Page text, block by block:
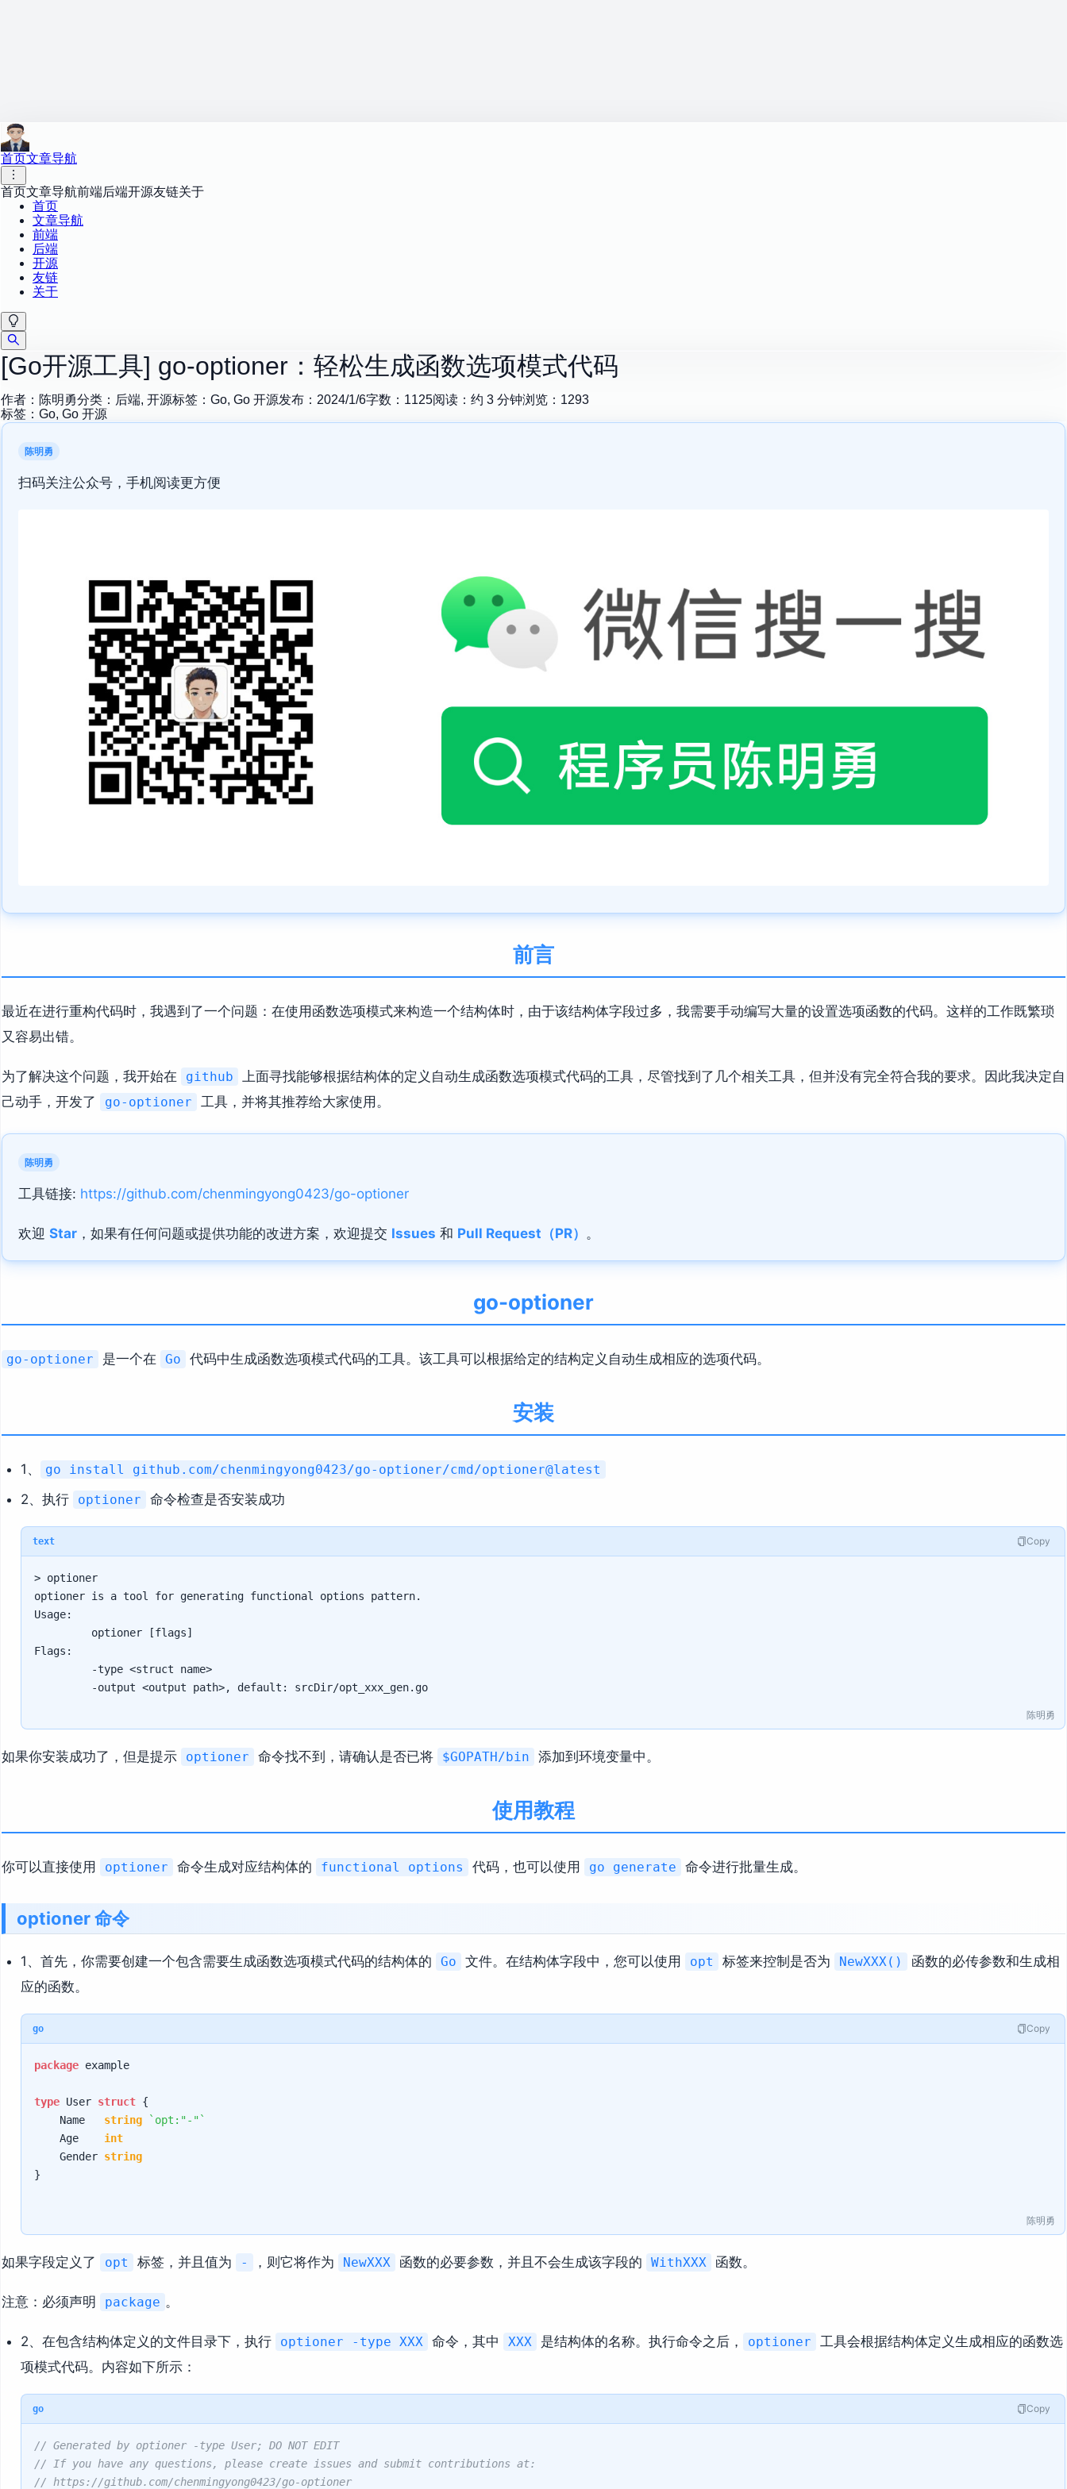
首页文章导航
首页文章导航前端后端开源友链关于
首页
文章导航
前端
后端
开源
友链
关于
[Go开源工具] go-optioner：轻松生成函数选项模式代码
作者： 陈明勇分类： 后端, 开源标签： Go, Go 开源发布： 2024/1/6字数： 1125阅读：约 3 分钟浏览： 1293
标签： Go, Go 开源
陈明勇
扫码关注公众号，手机阅读更方便
前言
最近在进行重构代码时，我遇到了一个问题：在使用函数选项模式来构造一个结构体时，由于该结构体字段过多，我需要手动编写大量的设置选项函数的代码。这样的工作既繁琐
又容易出错。
为了解决这个问题，我开始在 github
上面寻找能够根据结构体的定义自动生成函数选项模式代码的工具，尽管找到了几个相关工具，但并没有完全符合我的要求。因此我决定自
己动手，开发了
go-optioner 工具，并将其推荐给大家使用。
陈明勇
工具链接: https://github.com/chenmingyong0423/go-optioner
欢迎 Star ，如果有任何问题或提供功能的改进方案，欢迎提交 Issues 和 Pull Request（PR） 。
go-optioner
go-optioner 是一个在 Go 代码中生成函数选项模式代码的工具。该工具可以根据给定的结构定义自动生成相应的选项代码。
安装
1、 go install github.com/chenmingyong0423/go-optioner/cmd/optioner@latest
2、执行 optioner 命令检查是否安装成功
text Copy
> optioner
optioner is a tool for generating functional options pattern.
Usage:
         optioner [flags]
Flags:
         -type <struct name>
         -output <output path>, default: srcDir/opt_xxx_gen.go
陈明勇
如果你安装成功了，但是提示 optioner 命令找不到，请确认是否已将 $GOPATH/bin 添加到环境变量中。
使用教程
你可以直接使用 optioner 命令生成对应结构体的 functional options 代码，也可以使用 go generate 命令进行批量生成。
optioner 命令
1、首先，你需要创建一个包含需要生成函数选项模式代码的结构体的 Go 文件。在结构体字段中，您可以使用 opt 标签来控制是否为 NewXXX()
函数的必传参数和生成相
应的函数。
go Copy
package example
type User struct {
    Name
string
`opt:"-"`
    Age
int
    Gender
string
}
陈明勇
如果字段定义了 opt 标签，并且值为 - ，则它将作为 NewXXX 函数的必要参数，并且不会生成该字段的 WithXXX 函数。
注意：必须声明 package 。
2、在包含结构体定义的文件目录下，执行 optioner -type XXX 命令，其中 XXX 是结构体的名称。执行命令之后， optioner
工具会根据结构体定义生成相应的函数选
项模式代码。内容如下所示：
go Copy
// Generated by optioner -type User; DO NOT EDIT
// If you have any questions, please create issues and submit contributions at:
// https://github.com/chenmingyong0423/go-optioner